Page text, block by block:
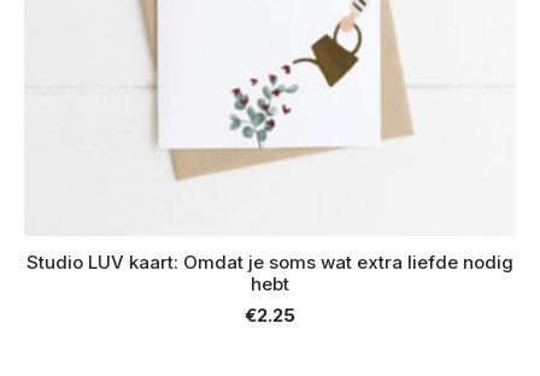
Studio LUV kaart: Omdat je soms wat extra liefde nodig
hebt
€2.25